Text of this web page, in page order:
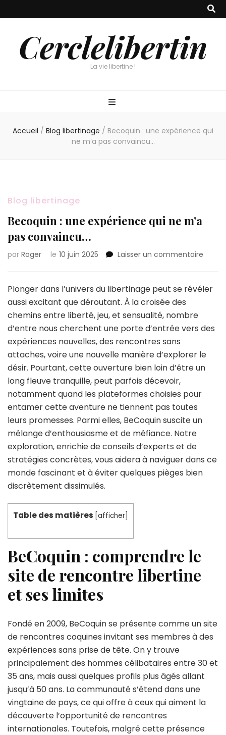
Cerclelibertin
La vie libertine !
Accueil / Blog libertinage / Becoquin : une expérience qui
ne m’a pas convaincu…
Blog libertinage
Becoquin : une expérience qui ne m’a
pas convaincu…
par Roger le 10 juin 2025 Laisser un commentaire
une
m’a
Plonger dans l’univers du libertinage peut se révéler
aussi excitant que déroutant. À la croisée des
chemins entre liberté, jeu, et sensualité, nombre
d’entre nous cherchent une porte d’entrée vers des
expériences nouvelles, des rencontres sans
attaches, voire une nouvelle manière d’explorer le
désir. Pourtant, cette ouverture bien loin d’être un
long fleuve tranquille, peut parfois décevoir,
notamment quand les plateformes choisies pour
entamer cette aventure ne tiennent pas toutes
leurs promesses. Parmi elles, BeCoquin suscite un
mélange d’enthousiasme et de méfiance. Notre
exploration, enrichie de conseils d’experts et de
stratégies concrètes, vous aidera à naviguer dans ce
monde fascinant et à éviter quelques pièges bien
discrètement dissimulés.
Table des matières [afficher]
BeCoquin : comprendre le
site de rencontre libertine
et ses limites
Fondé en 2009, BeCoquin se présente comme un site
de rencontres coquines invitant ses membres à des
expériences sans prise de tête. On y trouve
principalement des hommes célibataires entre 30 et
35 ans, mais aussi quelques profils plus âgés allant
jusqu’à 50 ans. La communauté s’étend dans une
vingtaine de pays, ce qui offre à ceux qui aiment la
découverte l’opportunité de rencontres
internationales. Toutefois, malgré cette présence